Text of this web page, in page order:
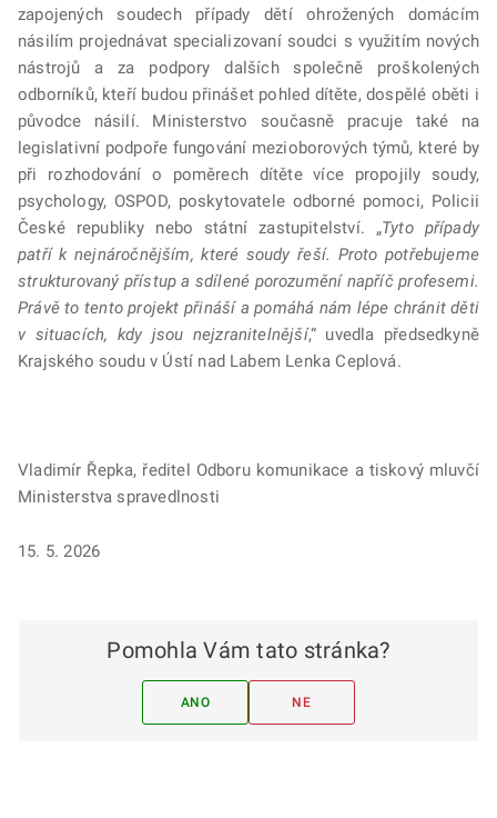
zapojených soudech případy dětí ohrožených domácím
násilím projednávat specializovaní soudci s využitím nových
nástrojů a za podpory dalších společně proškolených
odborníků, kteří budou přinášet pohled dítěte, dospělé oběti i
původce násilí. Ministerstvo současně pracuje také na
legislativní podpoře fungování mezioborových týmů, které by
při rozhodování o poměrech dítěte více propojily soudy,
psychology, OSPOD, poskytovatele odborné pomoci, Policii
České republiky nebo státní zastupitelství. „Tyto případy
patří k nejnáročnějším, které soudy řeší. Proto potřebujeme
strukturovaný přístup a sdílené porozumění napříč profesemi.
Právě to tento projekt přináší a pomáhá nám lépe chránit děti
v situacích, kdy jsou nejzranitelnější,“ uvedla předsedkyně
Krajského soudu v Ústí nad Labem Lenka Ceplová.
Vladimír Řepka, ředitel Odboru komunikace a tiskový mluvčí
Ministerstva spravedlnosti
15. 5. 2026
Pomohla Vám tato stránka?
ANO NE